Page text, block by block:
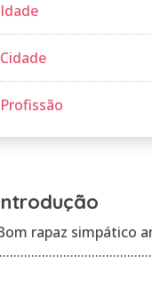
Idade
Cidade
Profissão
rapaz simpático